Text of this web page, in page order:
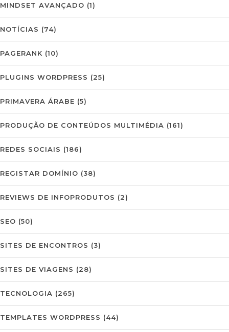
MINDSET AVANÇADO (1)
NOTÍCIAS (74)
PAGERANK (10)
PLUGINS WORDPRESS (25)
PRIMAVERA ÁRABE (5)
PRODUÇÃO DE CONTEÚDOS MULTIMÉDIA (161)
REDES SOCIAIS (186)
REGISTAR DOMÍNIO (38)
REVIEWS DE INFOPRODUTOS (2)
SEO (50)
SITES DE ENCONTROS (3)
SITES DE VIAGENS (28)
TECNOLOGIA (265)
TEMPLATES WORDPRESS (44)